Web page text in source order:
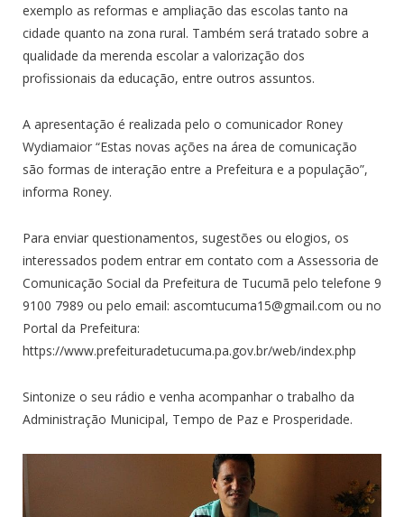
exemplo as reformas e ampliação das escolas tanto na
cidade quanto na zona rural. Também será tratado sobre a
qualidade da merenda escolar a valorização dos
profissionais da educação, entre outros assuntos.
A apresentação é realizada pelo o comunicador Roney
Wydiamaior “Estas novas ações na área de comunicação
são formas de interação entre a Prefeitura e a população”,
informa Roney.
Para enviar questionamentos, sugestões ou elogios, os
interessados podem entrar em contato com a Assessoria de
Comunicação Social da Prefeitura de Tucumã pelo telefone 9
9100 7989 ou pelo email: ascomtucuma15@gmail.com ou no
Portal da Prefeitura:
https://www.prefeituradetucuma.pa.gov.br/web/index.php
Sintonize o seu rádio e venha acompanhar o trabalho da
Administração Municipal, Tempo de Paz e Prosperidade.